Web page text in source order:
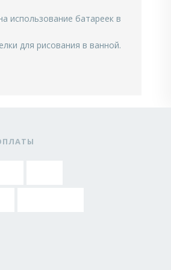
использование батареек в
для рисования в ванной.